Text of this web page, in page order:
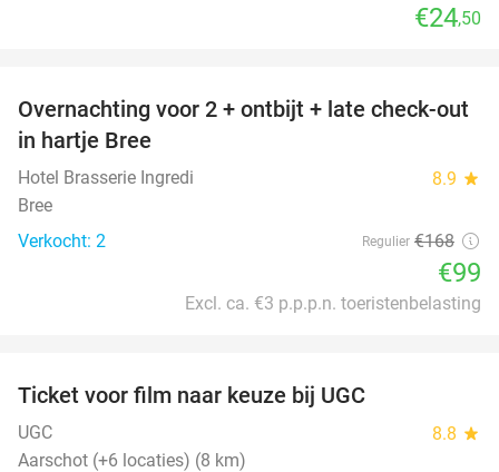
€24,50
41%
TODAY
Overnachting voor 2 + ontbijt + late check-out
in hartje Bree
Hotel Brasserie Ingredi 8.9 star
Bree
Verkocht: 2
Regulier €168
€99
Excl. ca. €3 p.p.p.n. toeristenbelasting
Ticket voor film naar keuze bij UGC
UGC 8.8 star
Aarschot (+6 locaties) (8 km)